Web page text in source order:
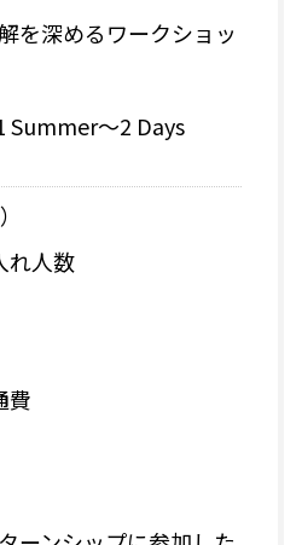
を深めるワークショッ
Summer～2 Days
れ人数
費